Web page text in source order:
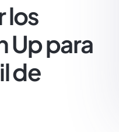
los
Up para
de